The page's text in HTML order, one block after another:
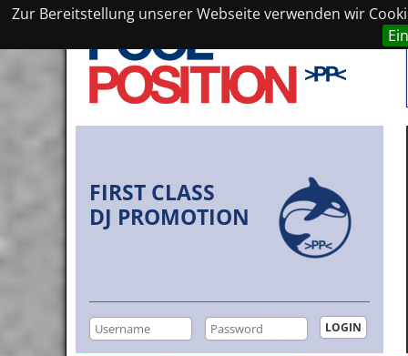
Zur Bereitstellung unserer Webseite verwenden wir
FIRST CLASS
DJ PROMOTION